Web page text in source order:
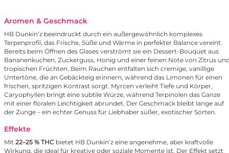
Aromen & Geschmack
HB Dunkin’z beeindruckt durch ein außergewöhnlich komplexes
Terpenprofil, das Frische, Süße und Wärme in perfekter Balance vereint.
Bereits beim Öffnen des Glases verströmt sie ein Dessert-Bouquet aus
Bananenkuchen, Zuckerguss, Honig und einer feinen Note von Zitrus
tropischen Früchten. Beim Rauchen entfalten sich cremige, vanillige
Untertöne, die an Gebäckteig erinnern, während das Limonen für einen
frischen, spritzigen Kontrast sorgt. Myrcen verleiht Tiefe und Körper,
Caryophyllen bringt eine subtile Würze, während Terpinolen das Ganze
mit einer floralen Leichtigkeit abrundet. Der Geschmack bleibt lange auf
der Zunge – ein echter Genuss für Liebhaber süßer, exotischer Sorten.
Effekte
Mit 22–25 % THC bietet HB Dunkin’z eine angenehme, aber kraftvolle
Wirkung, die ideal für kreative oder soziale Momente ist. Der Effekt setzt